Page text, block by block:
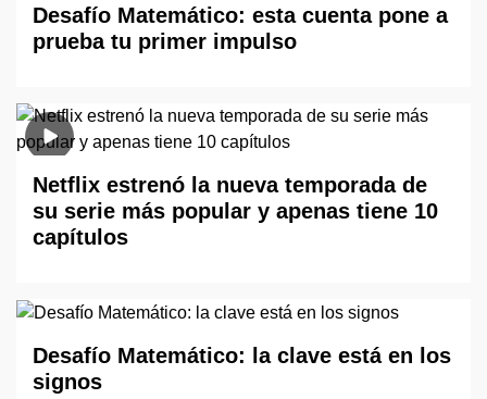
Desafío Matemático: esta cuenta pone a
prueba tu primer impulso
Netflix estrenó la nueva temporada de
su serie más popular y apenas tiene 10
capítulos
Desafío Matemático: la clave está en los
signos